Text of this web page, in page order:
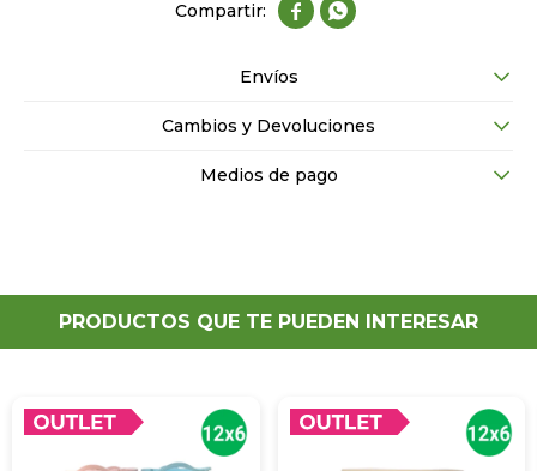
 
Envíos
Cambios y Devoluciones
Medios de pago
PRODUCTOS QUE TE PUEDEN INTERESAR